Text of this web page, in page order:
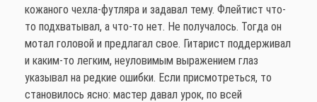
кожаного чехла-футляра и задавал тему. Флейтист что-
то подхватывал, а что-то нет. Не получалось. Тогда он
мотал головой и предлагал свое. Гитарист поддерживал
и каким-то легким, неуловимым выражением глаз
указывал на редкие ошибки. Если присмотреться, то
становилось ясно: мастер давал урок, по всей